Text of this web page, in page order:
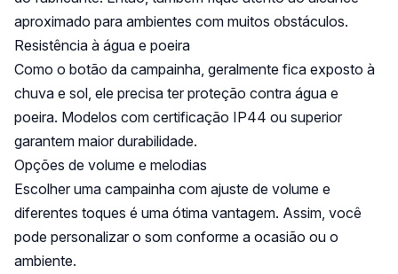
aproximado para ambientes com muitos obstáculos.
Resistência à água e poeira
Como o botão da campainha, geralmente fica exposto à
chuva e sol, ele precisa ter proteção contra água e
poeira. Modelos com certificação IP44 ou superior
garantem maior durabilidade.
Opções de volume e melodias
Escolher uma campainha com ajuste de volume e
diferentes toques é uma ótima vantagem. Assim, você
pode personalizar o som conforme a ocasião ou o
ambiente.